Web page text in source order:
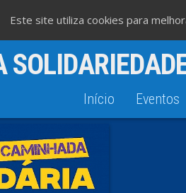
Início Eventos
Este site utiliza cookies para